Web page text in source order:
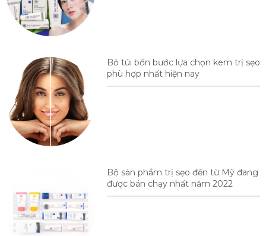
Bỏ túi bốn bước lựa chọn kem trị sẹo
phù hợp nhất hiện nay
Bộ sản phẩm trị sẹo đến từ Mỹ đang
được bán chạy nhất năm 2022